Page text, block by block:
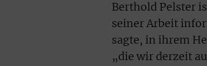
Berthold Pelster
seiner Arbeit
sagte, in ihrem
„die wir derzeit